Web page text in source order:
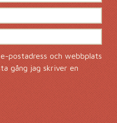
postadress och webbplats
gång jag skriver en